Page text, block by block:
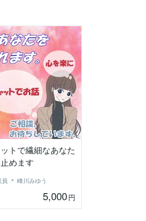
トで繊細なあなた
めます
＊ 峰川みゆう
5,000円